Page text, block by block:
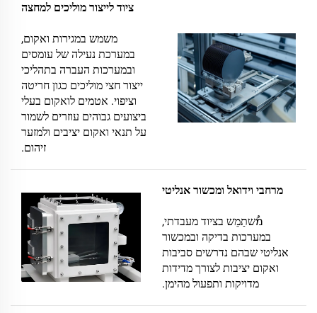
ציוד לייצור מוליכים למחצה
משמש במגירות ואקום,
במערכת נעילה של עומסים
ובמערכות העברה בתהליכי
ייצור חצי מוליכים כגון חריטה
וציפוי. אטמים לואקום בעלי
ביצועים גבוהים עוזרים לשמור
על תנאי ואקום יציבים ולמזער
זיהום.
מרחבי וידואל ומכשור אנליטי
מُשתַמֵש בציוד מעבדתי,
במערכות בדיקה ובמכשור
אנליטי שבהם נדרשים סביבות
ואקום יציבות לצורך מדידות
מדויקות ותפעול מהימן.